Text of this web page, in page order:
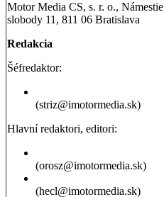
Motor Media CS, s. r. o., Námestie
slobody 11, 811 06 Bratislava
Redakcia
Šéfredaktor:
(striz@imotormedia.sk)
Hlavní redaktori, editori:
(orosz@imotormedia.sk)
(hecl@imotormedia.sk)